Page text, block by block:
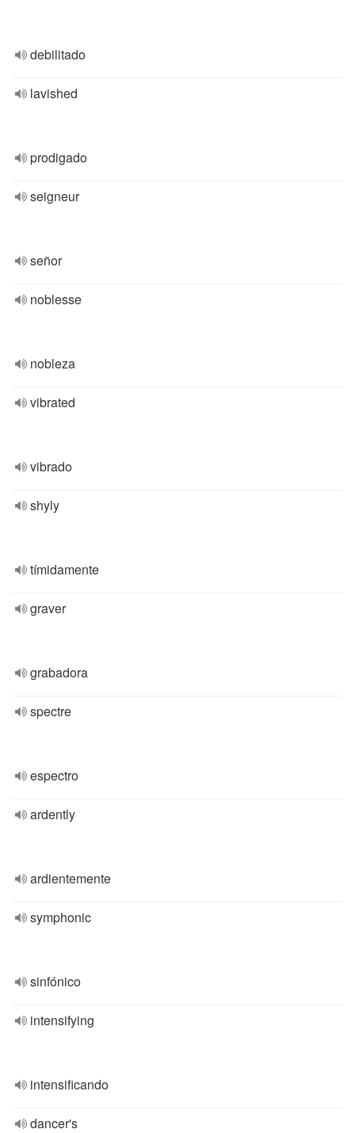
debilitado
lavished
prodigado
seigneur
señor
noblesse
nobleza
vibrated
vibrado
shyly
tímidamente
graver
grabadora
spectre
espectro
ardently
ardientemente
symphonic
sinfónico
intensifying
intensificando
dancer's